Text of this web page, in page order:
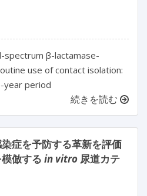
spectrum β-lactamase-
use of contact isolation:
year period
続きを読む
症を予防する革新を評価
倣する in vitro 尿道カテ